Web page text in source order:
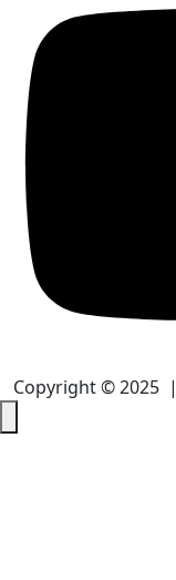
Copyright © 2025 |